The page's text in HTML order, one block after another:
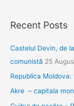
Recent Posts
Castelul Devin, de
comunistă 25
Republica
Akre – capitala